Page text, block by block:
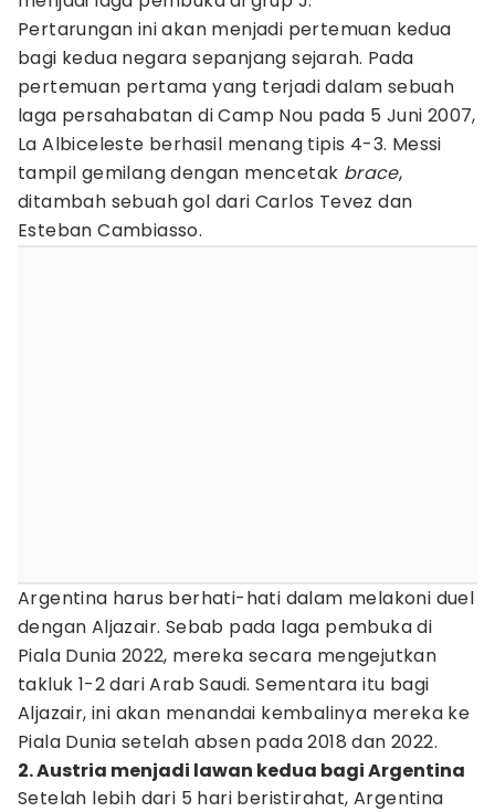
Pertarungan ini akan menjadi pertemuan kedua
bagi kedua negara sepanjang sejarah. Pada
pertemuan pertama yang terjadi dalam sebuah
laga persahabatan di Camp Nou pada 5 Juni 2007,
La Albiceleste berhasil menang tipis 4-3. Messi
tampil gemilang dengan mencetak brace,
ditambah sebuah gol dari Carlos Tevez dan
Esteban Cambiasso.
Argentina harus berhati-hati dalam melakoni duel
dengan Aljazair. Sebab pada laga pembuka di
Piala Dunia 2022, mereka secara mengejutkan
takluk 1-2 dari Arab Saudi. Sementara itu bagi
Aljazair, ini akan menandai kembalinya mereka ke
Piala Dunia setelah absen pada 2018 dan 2022.
2. Austria menjadi lawan kedua bagi Argentina
Setelah lebih dari 5 hari beristirahat, Argentina